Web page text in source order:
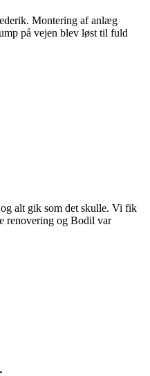
Montering af anlæg
på vejen blev løst til fuld
alt gik som det skulle. Vi fik
renovering og Bodil var